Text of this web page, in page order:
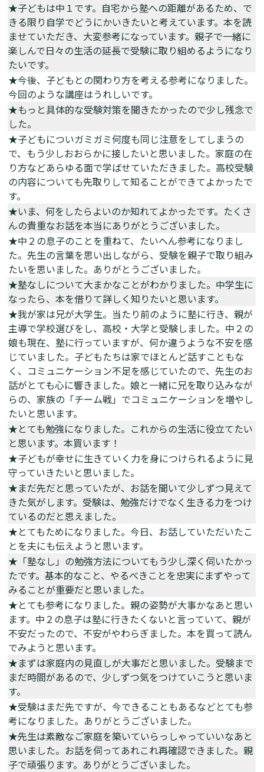
★子どもは中１です。自宅から塾への距離があるため、で
きる限り自学でどうにかいきたいと考えています。本を読
ませていただき、大変参考になっています。親子で一緒に
楽しんで日々の生活の延長で受験に取り組めるようになり
たいです。
★今後、子どもとの関わり方を考える参考になりました。
今回のような講座はうれしいです。
★もっと具体的な受験対策を聞きたかったので少し残念で
した。
★子どもについガミガミ何度も同じ注意をしてしまうの
で、もう少しおおらかに接したいと思いました。家庭の在
り方などあらゆる面で学ばせていただきました。高校受験
の内容についても先取りして知ることができてよかったで
す。
★いま、何をしたらよいのか知れてよかったです。たくさ
んの貴重なお話を本当にありがとうございました。
★中２の息子のことを重ねて、たいへん参考になりまし
た。先生の言葉を思い出しながら、受験を親子で取り組み
たいを思いました。ありがとうございました。
★塾なしについて大まかなことがわかりました。中学生に
なったら、本を借りて詳しく知りたいと思います。
★我が家は兄が大学生。当たり前のように塾に行き、親が
主導で学校選びをし、高校・大学と受験しました。中２の
娘も現在、塾に行っていますが、何か違うような不安を感
じていました。子どもたちは家でほとんど話すこともな
く、コミュニケーション不足を感じていたので、先生のお
話がとても心に響きました。娘と一緒に兄を取り込みなが
らの、家族の「チーム戦」でコミュニケーションを増やし
たいと思います。
★とても勉強になりました。これからの生活に役立てたい
と思います。本買います！
★子どもが幸せに生きていく力を身につけられるように見
守っていきたいと思いました。
★まだ先だと思っていたが、お話を聞いて少しずつ見えて
きた気がします。受験は、勉強だけでなく生きる力をつけ
ているのだと思えました。
★とてもためになりました。今日、お話していただいたこ
とを夫にも伝えようと思います。
★「塾なし」の勉強方法についてもう少し深く伺いたかっ
たです。基本的なこと、やるべきことを忠実にまずやって
みることが重要だと思いました。
★とても参考になりました。親の姿勢が大事かなあと思い
ます。中２の息子は塾に行きたくないと言っていて、親が
不安だったので、不安がやわらぎました。本を買って読ん
でみようと思います。
★まずは家庭内の見直しが大事だと思いました。受験まで
まだ時間があるので、少しずつ気をつけていこうと思いま
す。
★受験はまだ先ですが、今できることもあるなどとても参
考になりました。ありがとうございました。
★先生は素敵なご家庭を築いていらっしゃっていいなあと
思いました。お話を伺ってあれこれ再確認できました。親
子で頑張ります。ありがとうございました。